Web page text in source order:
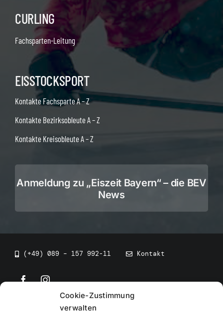
Cookie-Zustimmung
verwalten
CURLING
Fachsparten-Leitung
EISSTOCKSPORT
Kontakte Fachsparte A – Z
Kontakte Bezirksobleute A – Z
Kontakte Kreisobleute A – Z
Anmeldung zu „Eiszeit Bayern“ – die BEV
News
(+49) 089 – 157 992-11 Kontakt
• BEV Bayerischer Eissportverband